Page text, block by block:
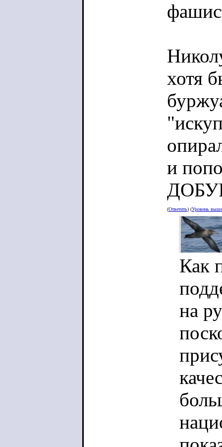
хотя
и
(Ответить) (Уровень выше
Как
на